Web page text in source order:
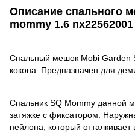
Описание спального
mommy 1.6 nx22562001
Спальный мешок Mobi Garden
кокона. Предназначен для
Спальник SQ Mommy данной
затяжке с фиксатором.
нейлона, который отталкивает